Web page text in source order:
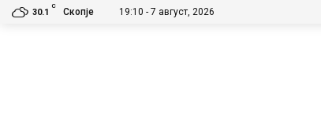
30.1
C
Скопје 19:10 - 7 август, 2026